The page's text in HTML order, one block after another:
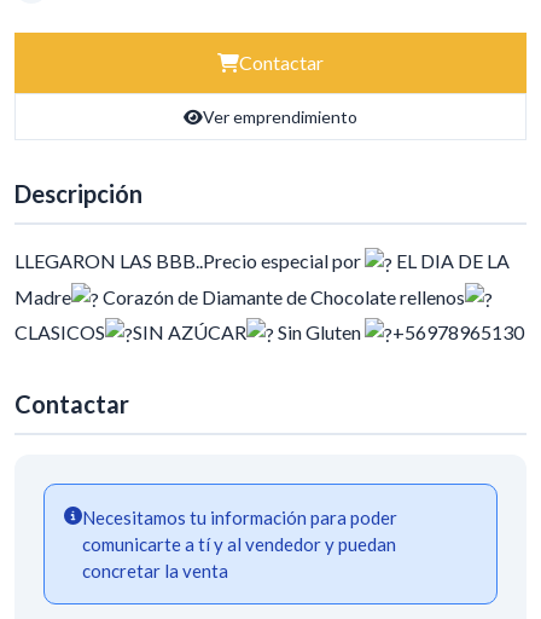
Contactar
Ver emprendimiento
Descripción
LLEGARON LAS BBB..Precio especial por
EL DIA DE LA
Madre
Corazón de Diamante de Chocolate rellenos
CLASICOS
SIN AZÚCAR Sin Gluten +56978965130
Contactar
Necesitamos tu información para poder
comunicarte a tí y al vendedor y puedan
concretar la venta